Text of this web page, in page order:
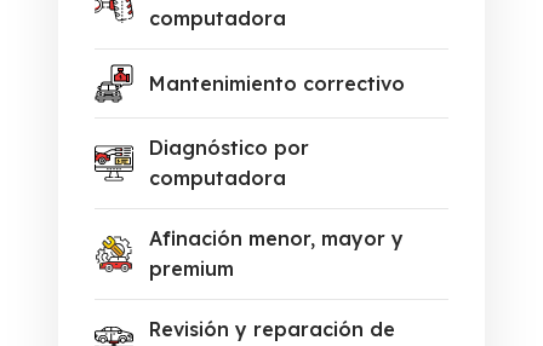
computadora
Mantenimiento correctivo
Diagnóstico por
computadora
Afinación menor, mayor y
premium
Revisión y reparación de